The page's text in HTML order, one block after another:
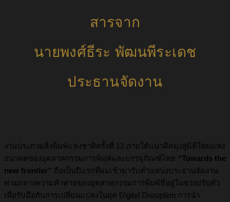
สารจาก
นายพงศ์ธีระ พัฒนพีระเดช
ประธานจัดงาน
งานประกวดสิ่งพิมพ์แห่งชาติครั้งที่ 12 ภายใต้แนวคิดมุ่งสู่มิติใหม่แห่ง
อนาคตของอุตสาหกรรมการพิมพ์และบรรจุภัณฑ์ไทย “Towards the
new frontier” ถือเป็นปีแรกที่ผมเข้ามารับตำแหน่งประธานจัดงาน
ท่ามกลางความท้าทายของอุตสาหกรรมการพิมพ์ที่อยู่ในช่วงปรับตัว
เพื่อรับมือกับการเปลี่ยนแปลงในยุค Digital Disruption การนำ